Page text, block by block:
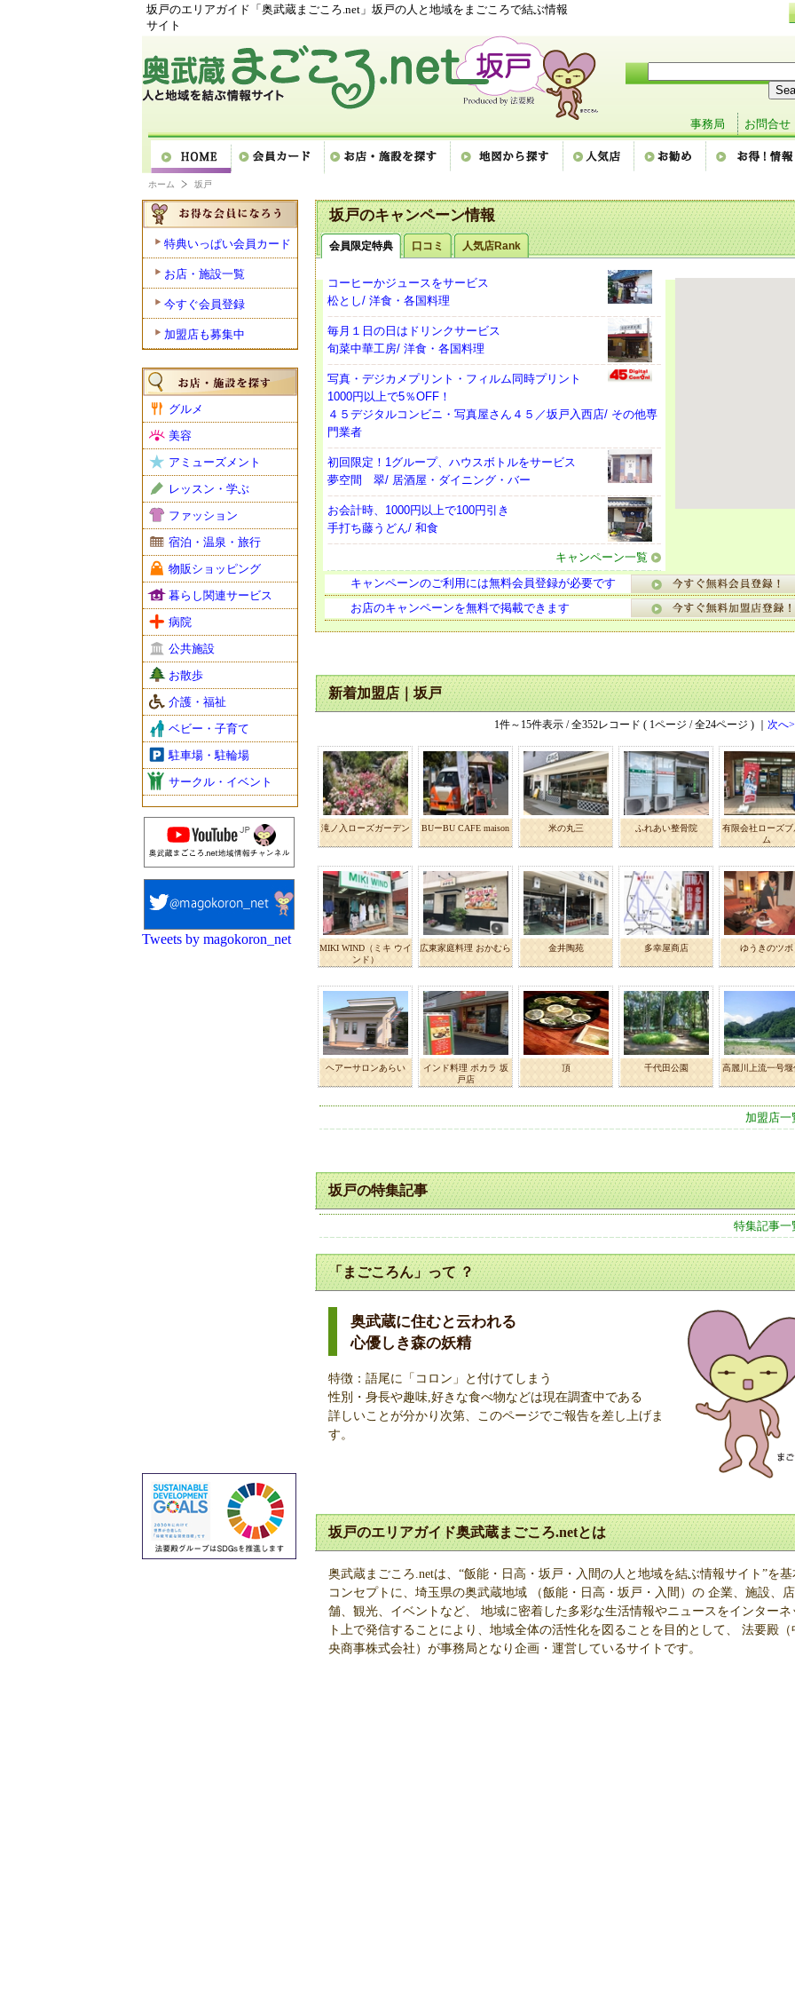
坂戸のエリアガイド「奥武蔵まごころ.net」坂戸の人と地域をまごころで結ぶ情報
サイト
事務局 お問合せ
ホーム 坂戸
特典いっぱい会員カード
お店・施設一覧
今すぐ会員登録
加盟店も募集中
グルメ
美容
アミューズメント
レッスン・学ぶ
ファッション
宿泊・温泉・旅行
物販ショッピング
暮らし関連サービス
病院
公共施設
お散歩
介護・福祉
ベビー・子育て
駐車場・駐輪場
サークル・イベント
Tweets by magokoron_net
坂戸のキャンペーン情報
会員限定特典 口コミ 人気店Rank
コーヒーかジュースをサービス
松とし/ 洋食・各国料理
毎月１日の日はドリンクサービス
旬菜中華工房/ 洋食・各国料理
写真・デジカメプリント・フィルム同時プリント
1000円以上で5％OFF！
４５デジタルコンビニ・写真屋さん４５／坂戸入西店/ その他専
門業者
初回限定！1グループ、ハウスボトルをサービス
夢空間 翠/ 居酒屋・ダイニング・バー
お会計時、1000円以上で100円引き
手打ち藤うどん/ 和食
キャンペーン一覧
キャンペーンのご利用には無料会員登録が必要です
お店のキャンペーンを無料で掲載できます
新着加盟店｜坂戸
1件～15件表示 / 全352レコード ( 1ページ / 全24ページ ) ｜ 次へ
滝ノ入ローズガーデン BUーBU CAFE maison 米の丸三 ふれあい整骨院
有限会社ローズブ
ム
MIKI WIND（ミキ ウイ
ンド）
広東家庭料理 おかむら 金井陶苑 多幸屋商店 ゆうきのツボ
ヘアーサロンあらい
インド料理 ポカラ 坂
戸店
頂 千代田公園 高麗川上流一号堰
加盟店一
坂戸の特集記事
特集記事一
「まごころん」って ？
奥武蔵に住むと云われる
心優しき森の妖精
特徴：語尾に「コロン」と付けてしまう
性別・身長や趣味,好きな食べ物などは現在調査中である
詳しいことが分かり次第、このページでご報告を差し上げま
す。
坂戸のエリアガイド奥武蔵まごころ.netとは
奥武蔵まごころ.netは、“飯能・日高・坂戸・入間の人と地域を結ぶ情報サイト”を基
コンセプトに、埼玉県の奥武蔵地域 （飯能・日高・坂戸・入間）の 企業、施設、店
舗、観光、イベントなど、 地域に密着した多彩な生活情報やニュースをインターネ
ト上で発信することにより、地域全体の活性化を図ることを目的として、 法要殿（
央商事株式会社）が事務局となり企画・運営しているサイトです。